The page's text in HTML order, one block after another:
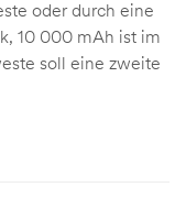
oder durch eine
10 000 mAh ist im
soll eine zweite